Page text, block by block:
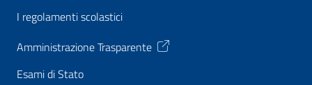
I regolamenti scolastici
Amministrazione Trasparente
Esami di Stato